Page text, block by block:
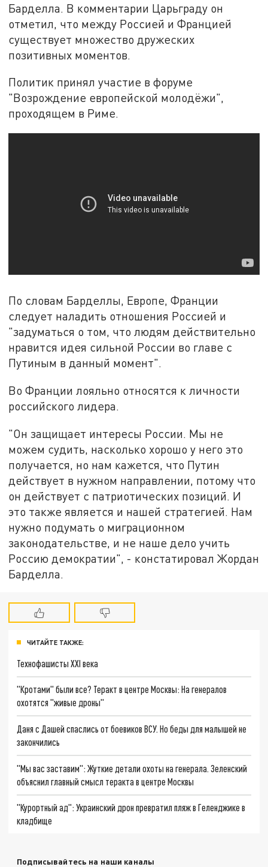
Барделла. В комментарии Царьграду он
отметил, что между Россией и Францией
существует множество дружеских
позитивных моментов.
Политик принял участие в форуме
"Возрождение европейской молодёжи",
проходящем в Риме.
По словам Барделлы, Европе, Франции
следует наладить отношения Россией и
"задуматься о том, что людям действительно
нравится идея сильной России во главе с
Путиным в данный момент".
Во Франции лояльно относятся к личности
российского лидера.
"Он защищает интересы России. Мы не
можем судить, насколько хорошо у него это
получается, но нам кажется, что Путин
действует в нужном направлении, потому что
он действует с патриотических позиций. И
это также является и нашей стратегией. Нам
нужно подумать о миграционном
законодательстве, и не наше дело учить
Россию демократии", - констатировал Жордан
Барделла.
ЧИТАЙТЕ ТАКЖЕ:
Технофашисты XXI века
"Кротами" были все? Теракт в центре Москвы: На генералов
охотятся "живые дроны"
Даня с Дашей спаслись от боевиков ВСУ. Но беды для малышей не
закончились
"Мы вас заставим": Жуткие детали охоты на генерала. Зеленский
объяснил главный смысл теракта в центре Москвы
"Курортный ад": Украинский дрон превратил пляж в Геленджике в
кладбище
Подписывайтесь на наши каналы